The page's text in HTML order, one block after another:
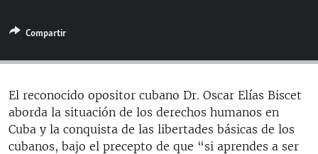
ESPECIALES
ESPECIALES
LA REALIDAD DE LA VIVIENDA EN CUBA
SER VIEJO EN CUBA
KENTU-CUBANO
MULTIMEDIA
EDITORIALES
SÍGUENOS
Compartir
El reconocido opositor cubano Dr. Oscar Elías Biscet
aborda la situación de los derechos humanos en
Cuba y la conquista de las libertades básicas de los
cubanos, bajo el precepto de que “si aprendes a ser